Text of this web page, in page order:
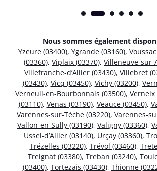
Nous sommes également
Yzeure (03400), Ygrande (03160),
(03360), Viplaix (03370), Villeneuve-sur-
Villefranche-d’Allier (03430), Villebret
(03430), Vicq (03450), Vichy (03200),
Verneuil-en-Bourbonnais (03500), Verneix
(03110), Venas (03190), Veauce (03450),
Varennes-sur-Tèche (03220), Varennes-
Vallon-en-Sully (03190), Valigny (03360),
Ussel-d’Allier (03140), Urçay (03360),
Trézelles (03220), Trévol (03460),
Treignat (03380), Treban (03240),
(03400), Tortezais (03430), Thionne